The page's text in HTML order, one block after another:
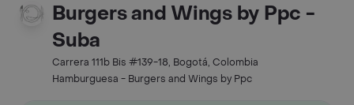
Burgers and Wings by Ppc -
Suba
Carrera 111b Bis #139-18, Bogotá, Colombia
Hamburguesa - Burgers and Wings by Ppc